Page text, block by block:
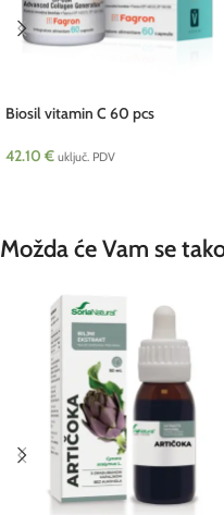
Biosil vitamin C 60 pcs
42.10 € uključ. PDV
Možda će Vam se